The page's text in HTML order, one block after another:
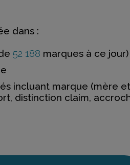
dans :
52 188 marques à ce jour)
incluant marque (mère et
distinction claim,